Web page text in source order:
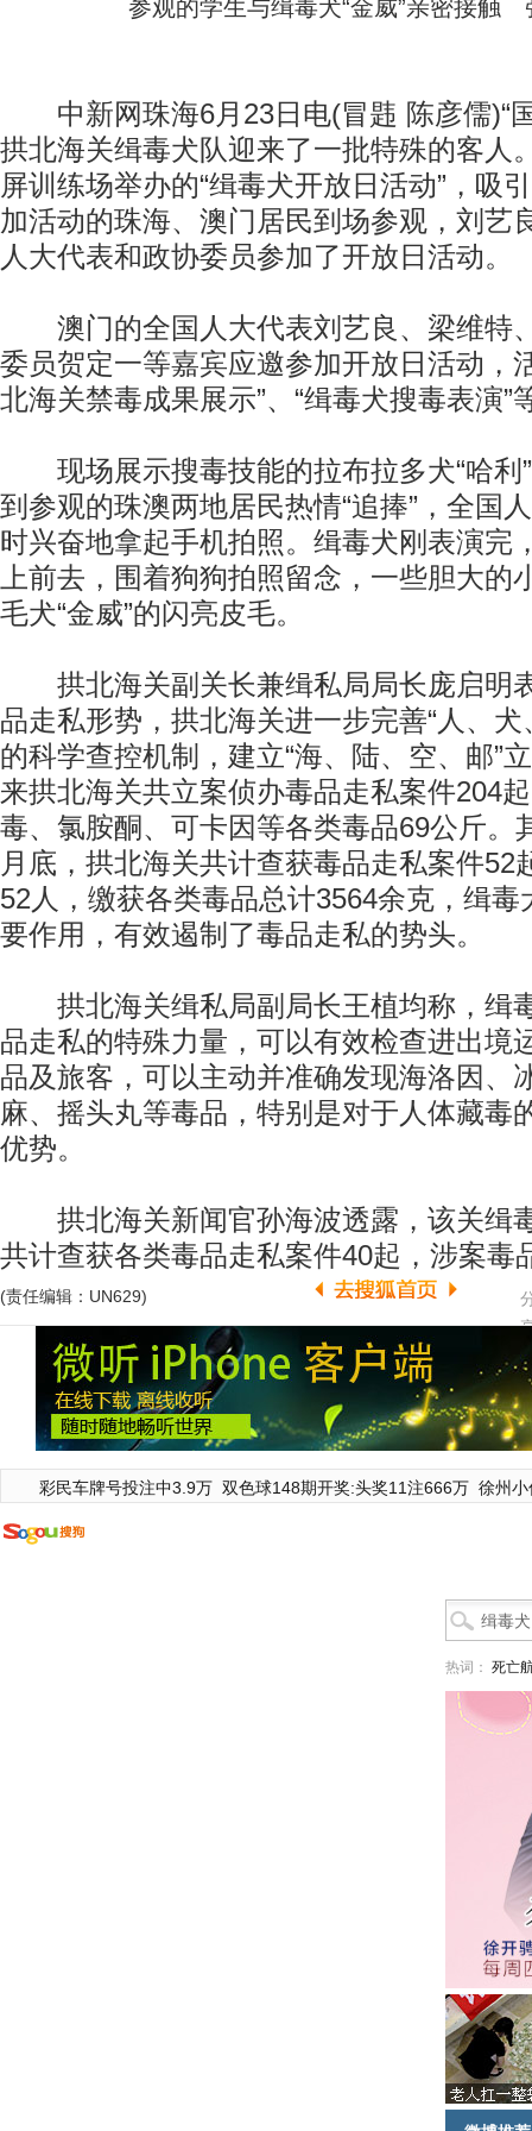
参观的学生与缉毒犬“金威”亲密接
中新网珠海6月23日电(冒韪 陈彦儒)“
拱北海关缉毒犬队迎来了一批特殊的客人
屏训练场举办的“缉毒犬开放日活动”，吸
加活动的珠海、澳门居民到场参观，刘艺
人大代表和政协委员参加了开放日活动。
澳门的全国人大代表刘艺良、梁维特
委员贺定一等嘉宾应邀参加开放日活动，
北海关禁毒成果展示”、“缉毒犬搜毒表演”
现场展示搜毒技能的拉布拉多犬“哈利”
到参观的珠澳两地居民热情“追捧”，全国
时兴奋地拿起手机拍照。缉毒犬刚表演完
上前去，围着狗狗拍照留念，一些胆大的
毛犬“金威”的闪亮皮毛。
拱北海关副关长兼缉私局局长庞启明
品走私形势，拱北海关进一步完善“人、犬
的科学查控机制，建立“海、陆、空、邮”
来拱北海关共立案侦办毒品走私案件204
毒、氯胺酮、可卡因等各类毒品69公斤。
月底，拱北海关共计查获毒品走私案件52
52人，缴获各类毒品总计3564余克，缉毒
要作用，有效遏制了毒品走私的势头。
拱北海关缉私局副局长王植均称，缉
品走私的特殊力量，可以有效检查进出境
品及旅客，可以主动并准确发现海洛因、
麻、摇头丸等毒品，特别是对于人体藏毒
优势。
拱北海关新闻官孙海波透露，该关缉
共计查获各类毒品走私案件40起，涉案毒
(责任编辑：UN629)
彩民车牌号投注中3.9万 双色球148期开奖:头奖11注666万 徐州
热词： 死亡